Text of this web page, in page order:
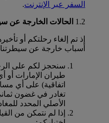
السفر عبر الإنترنت.
1.2 الحالات الخارجة عن
أسباب خارجة عن
سنحجز لكم على
طيران الإمارات أو
اتفاقية) على أي
الأصلي المحدد
إذا لم نتمكن من